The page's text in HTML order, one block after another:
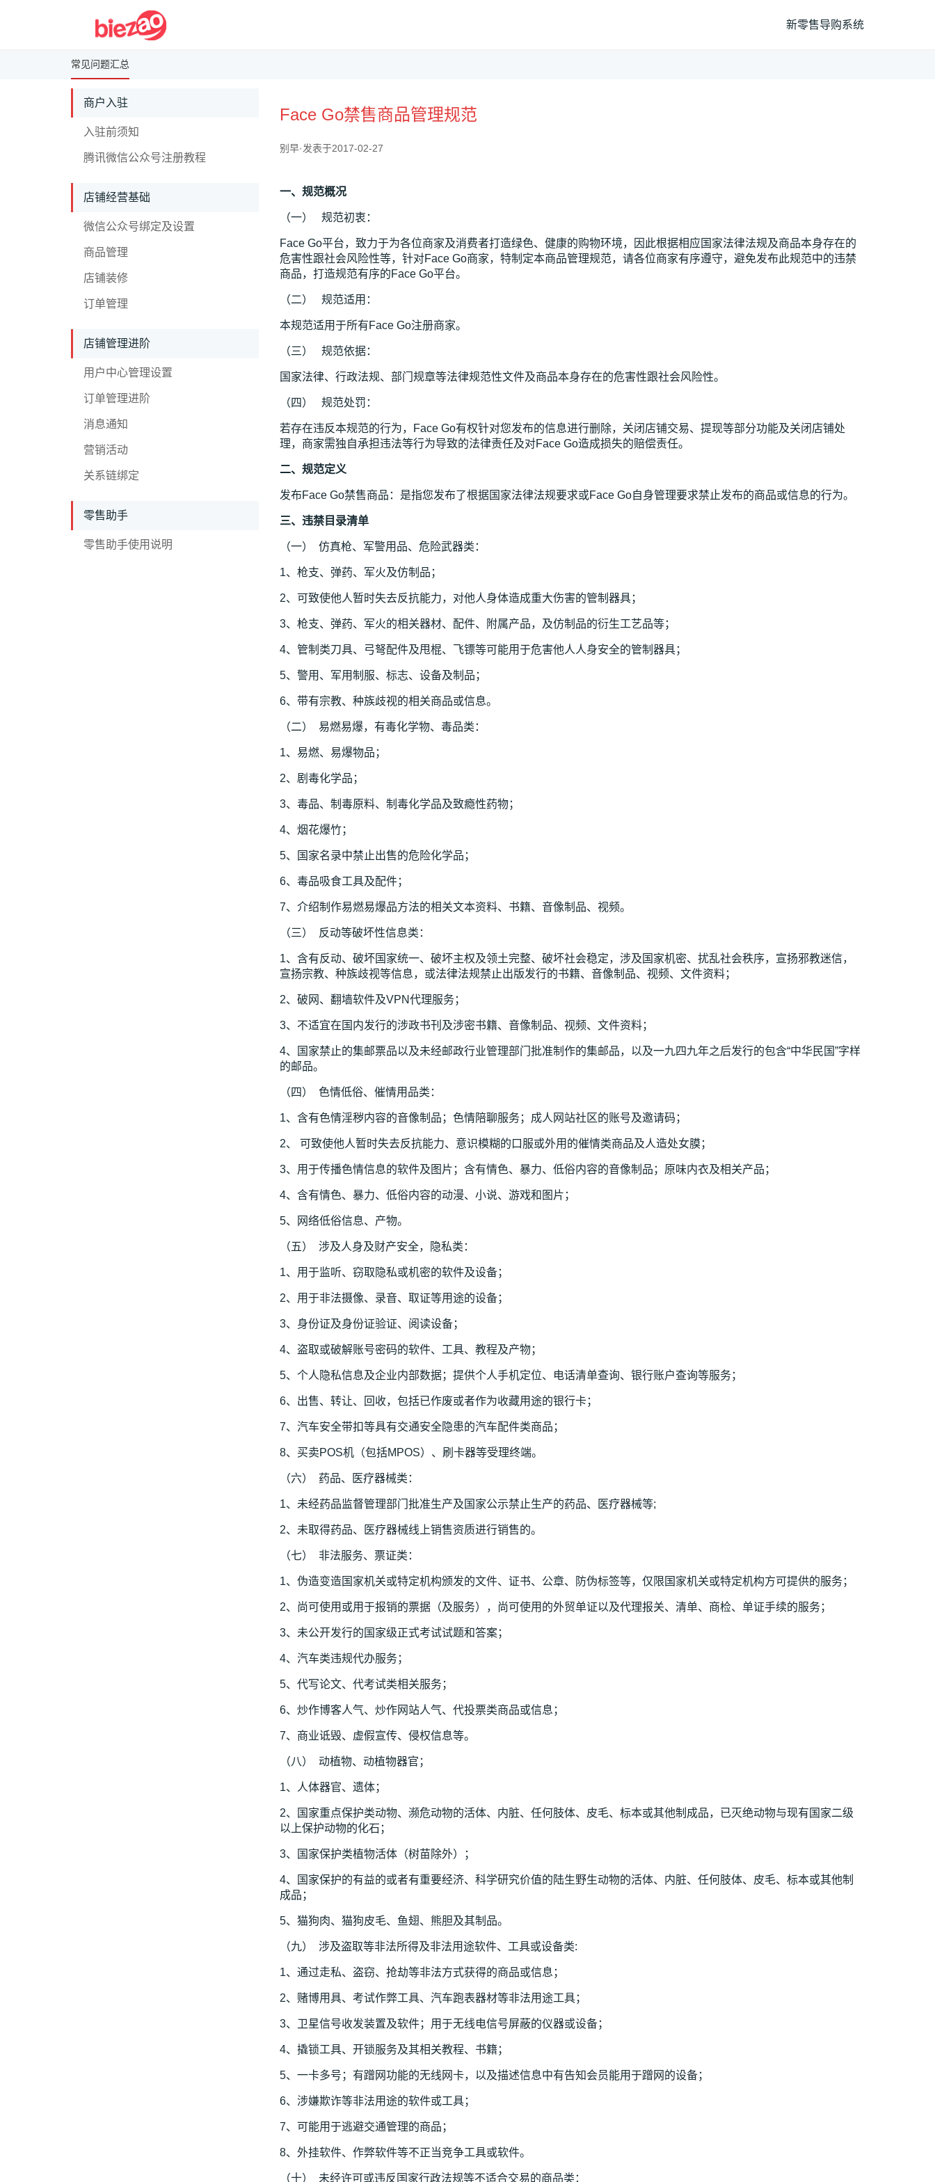
新零售导购系统
常见问题汇总
商户入驻
入驻前须知
腾讯微信公众号注册教程
店铺经营基础
微信公众号绑定及设置
商品管理
店铺装修
订单管理
店铺管理进阶
用户中心管理设置
订单管理进阶
消息通知
营销活动
关系链绑定
零售助手
零售助手使用说明
Face Go禁售商品管理规范
别早·发表于2017-02-27
一、规范概况
（一） 规范初衷：
Face Go平台，致力于为各位商家及消费者打造绿色、健康的购物环境，因此根据相应国家法律法规及商品本身存在的
危害性跟社会风险性等，针对Face Go商家，特制定本商品管理规范，请各位商家有序遵守，避免发布此规范中的违禁
商品，打造规范有序的Face Go平台。
（二） 规范适用：
本规范适用于所有Face Go注册商家。
（三） 规范依据：
国家法律、行政法规、部门规章等法律规范性文件及商品本身存在的危害性跟社会风险性。
（四） 规范处罚：
若存在违反本规范的行为，Face Go有权针对您发布的信息进行删除，关闭店铺交易、提现等部分功能及关闭店铺处
理，商家需独自承担违法等行为导致的法律责任及对Face Go造成损失的赔偿责任。
二、规范定义
发布Face Go禁售商品：是指您发布了根据国家法律法规要求或Face Go自身管理要求禁止发布的商品或信息的行为。
三、违禁目录清单
（一） 仿真枪、军警用品、危险武器类：
1、枪支、弹药、军火及仿制品；
2、可致使他人暂时失去反抗能力，对他人身体造成重大伤害的管制器具；
3、枪支、弹药、军火的相关器材、配件、附属产品，及仿制品的衍生工艺品等；
4、管制类刀具、弓弩配件及甩棍、飞镖等可能用于危害他人人身安全的管制器具；
5、警用、军用制服、标志、设备及制品；
6、带有宗教、种族歧视的相关商品或信息。
（二） 易燃易爆，有毒化学物、毒品类：
1、易燃、易爆物品；
2、剧毒化学品；
3、毒品、制毒原料、制毒化学品及致瘾性药物；
4、烟花爆竹；
5、国家名录中禁止出售的危险化学品；
6、毒品吸食工具及配件；
7、介绍制作易燃易爆品方法的相关文本资料、书籍、音像制品、视频。
（三） 反动等破坏性信息类：
1、含有反动、破坏国家统一、破坏主权及领土完整、破坏社会稳定，涉及国家机密、扰乱社会秩序，宣扬邪教迷信，
宣扬宗教、种族歧视等信息，或法律法规禁止出版发行的书籍、音像制品、视频、文件资料；
2、破网、翻墙软件及VPN代理服务；
3、不适宜在国内发行的涉政书刊及涉密书籍、音像制品、视频、文件资料；
4、国家禁止的集邮票品以及未经邮政行业管理部门批准制作的集邮品，以及一九四九年之后发行的包含“中华民国”字样
的邮品。
（四） 色情低俗、催情用品类：
1、含有色情淫秽内容的音像制品；色情陪聊服务；成人网站社区的账号及邀请码；
2、 可致使他人暂时失去反抗能力、意识模糊的口服或外用的催情类商品及人造处女膜；
3、用于传播色情信息的软件及图片；含有情色、暴力、低俗内容的音像制品；原味内衣及相关产品；
4、含有情色、暴力、低俗内容的动漫、小说、游戏和图片；
5、网络低俗信息、产物。
（五） 涉及人身及财产安全，隐私类：
1、用于监听、窃取隐私或机密的软件及设备；
2、用于非法摄像、录音、取证等用途的设备；
3、身份证及身份证验证、阅读设备；
4、盗取或破解账号密码的软件、工具、教程及产物；
5、个人隐私信息及企业内部数据；提供个人手机定位、电话清单查询、银行账户查询等服务；
6、出售、转让、回收，包括已作废或者作为收藏用途的银行卡；
7、汽车安全带扣等具有交通安全隐患的汽车配件类商品；
8、买卖POS机（包括MPOS）、刷卡器等受理终端。
（六） 药品、医疗器械类：
1、未经药品监督管理部门批准生产及国家公示禁止生产的药品、医疗器械等;
2、未取得药品、医疗器械线上销售资质进行销售的。
（七） 非法服务、票证类：
1、伪造变造国家机关或特定机构颁发的文件、证书、公章、防伪标签等，仅限国家机关或特定机构方可提供的服务；
2、尚可使用或用于报销的票据（及服务），尚可使用的外贸单证以及代理报关、清单、商检、单证手续的服务；
3、未公开发行的国家级正式考试试题和答案；
4、汽车类违规代办服务；
5、代写论文、代考试类相关服务；
6、炒作博客人气、炒作网站人气、代投票类商品或信息；
7、商业诋毁、虚假宣传、侵权信息等。
（八） 动植物、动植物器官；
1、人体器官、遗体；
2、国家重点保护类动物、濒危动物的活体、内脏、任何肢体、皮毛、标本或其他制成品，已灭绝动物与现有国家二级
以上保护动物的化石；
3、国家保护类植物活体（树苗除外）；
4、国家保护的有益的或者有重要经济、科学研究价值的陆生野生动物的活体、内脏、任何肢体、皮毛、标本或其他制
成品；
5、猫狗肉、猫狗皮毛、鱼翅、熊胆及其制品。
（九） 涉及盗取等非法所得及非法用途软件、工具或设备类:
1、通过走私、盗窃、抢劫等非法方式获得的商品或信息；
2、赌博用具、考试作弊工具、汽车跑表器材等非法用途工具；
3、卫星信号收发装置及软件；用于无线电信号屏蔽的仪器或设备；
4、撬锁工具、开锁服务及其相关教程、书籍；
5、一卡多号；有蹭网功能的无线网卡，以及描述信息中有告知会员能用于蹭网的设备；
6、涉嫌欺诈等非法用途的软件或工具；
7、可能用于逃避交通管理的商品；
8、外挂软件、作弊软件等不正当竞争工具或软件。
（十） 未经许可或违反国家行政法规等不适合交易的商品类：